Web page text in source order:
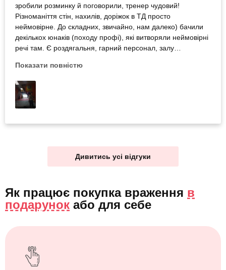
зробили розминку й поговорили, тренер чудовий!
Різноманіття стін, нахилів, доріжок в ТД просто
неймовірне. До складних, звичайно, нам далеко) бачили
декількох юнаків (походу профі), які витворяли неймовірні
речі там. Є роздягальня, гарний персонал, залу
мінус, що при вході кидається не дуже приємний запах
поту, проте не сильний. Та через буквально 5 хвилин ти
вже його не помічаєш, тому це не заважало зовсім
Залишилися дуже раді, довго ще потім обговорювали, як
Показати повністю
Дивитись усі відгуки
Як працює покупка враження в
подарунок або для себе